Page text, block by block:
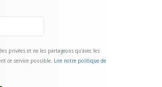
privées et ne les partageons qu’avec les
ce service possible.
Lire notre politique de